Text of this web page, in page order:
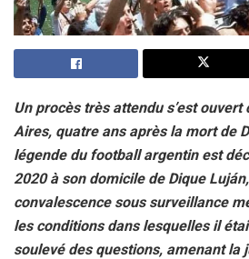
Un procès très attendu s’est ouvert
Aires, quatre ans après la mort de
légende du football argentin est
2020 à son domicile de Dique
convalescence sous surveillance
les conditions dans lesquelles il
soulevé des questions, amenant la